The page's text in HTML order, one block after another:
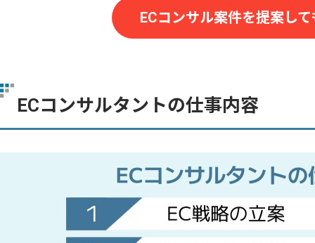
ECコンサル案件を提案して
ECコンサルタントの仕事内容